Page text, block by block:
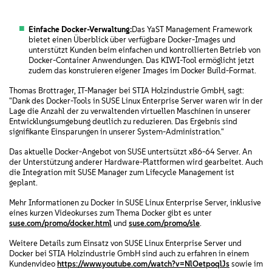
Einfache Docker-Verwaltung:Das YaST Management Framework
bietet einen Überblick über verfügbare Docker-Images und
unterstützt Kunden beim einfachen und kontrollierten Betrieb von
Docker-Container Anwendungen. Das KIWI-Tool ermöglicht jetzt
zudem das konstruieren eigener Images im Docker Build-Format.
Thomas Brottrager, IT-Manager bei STIA Holzindustrie GmbH, sagt:
"Dank des Docker-Tools in SUSE Linux Enterprise Server waren wir in der
Lage die Anzahl der zu verwaltenden virtuellen Maschinen in unserer
Entwicklungsumgebung deutlich zu reduzieren. Das Ergebnis sind
signifikante Einsparungen in unserer System-Administration."
Das aktuelle Docker-Angebot von SUSE untertsützt x86-64 Server. An
der Unterstützung anderer Hardware-Plattformen wird gearbeitet. Auch
die Integration mit SUSE Manager zum Lifecycle Management ist
geplant.
Mehr Informationen zu Docker in SUSE Linux Enterprise Server, inklusive
eines kurzen Videokurses zum Thema Docker gibt es unter
suse.com/promo/docker.html und suse.com/promo/sle.
Weitere Details zum Einsatz von SUSE Linux Enterprise Server und
Docker bei STIA Holzindustrie GmbH sind auch zu erfahren in einem
Kundenvideo https://www.youtube.com/watch?v=NlOetpoqlJs sowie im